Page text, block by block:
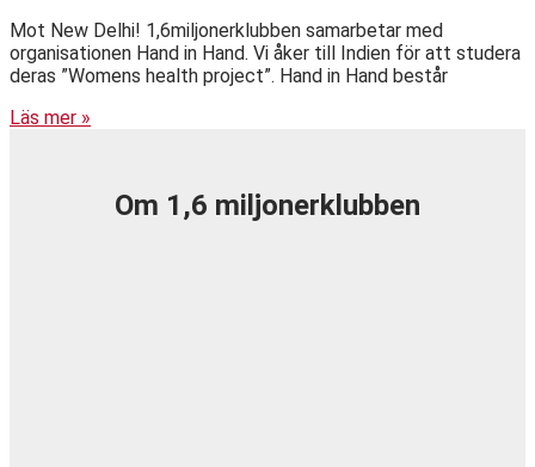
Mot New Delhi! 1,6miljonerklubben samarbetar med
organisationen Hand in Hand. Vi åker till Indien för att studera
deras ”Womens health project”. Hand in Hand består
Läs mer »
Om 1,6 miljonerklubben